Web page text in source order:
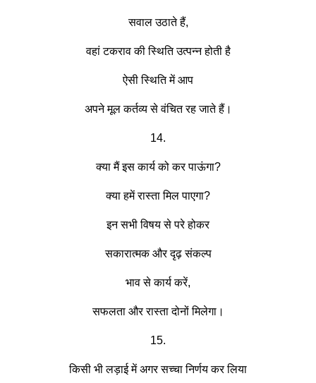
सवाल उठाते हैं,
वहां टकराव की स्थिति उत्पन्न होती है
ऐसी स्थिति में आप
अपने मूल कर्तव्य से वंचित रह जाते हैं।
14.
क्या मैं इस कार्य को कर पाऊंगा?
क्या हमें रास्ता मिल पाएगा?
इन सभी विषय से परे होकर
सकारात्मक और दृढ़ संकल्प
भाव से कार्य करें,
सफलता और रास्ता दोनों मिलेगा।
15.
किसी भी लड़ाई में अगर सच्चा निर्णय कर लिया